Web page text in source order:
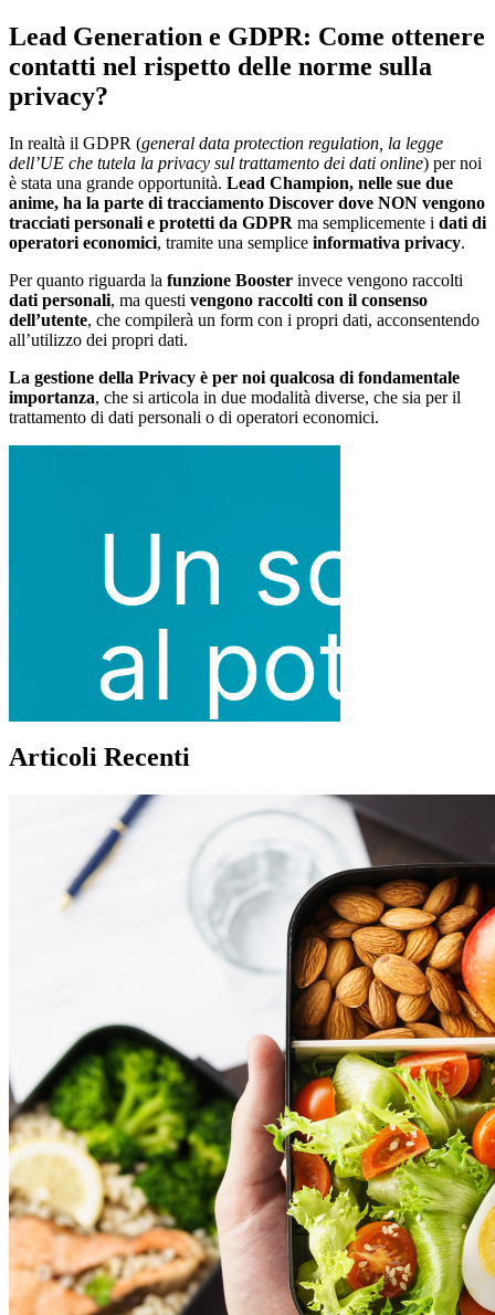
Lead Generation e GDPR: Come ottenere
contatti nel rispetto delle norme sulla
privacy?
In realtà il GDPR (general data protection regulation, la legge
dell’UE che tutela la privacy sul trattamento dei dati online) per noi
è stata una grande opportunità. Lead Champion, nelle sue due
anime, ha la parte di tracciamento Discover dove NON vengono
tracciati personali e protetti da GDPR ma semplicemente i dati di
operatori economici, tramite una semplice informativa privacy.
Per quanto riguarda la funzione Booster invece vengono raccolti
dati personali, ma questi vengono raccolti con il consenso
dell’utente, che compilerà un form con i propri dati, acconsentendo
all’utilizzo dei propri dati.
La gestione della Privacy è per noi qualcosa di fondamentale
importanza, che si articola in due modalità diverse, che sia per il
trattamento di dati personali o di operatori economici.
Articoli Recenti